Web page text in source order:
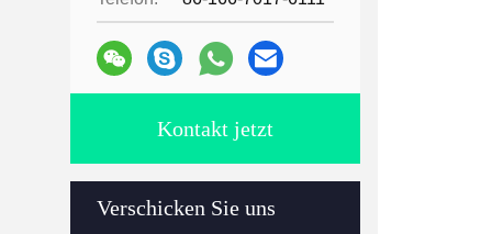
Kontakt jetzt
Verschicken Sie uns